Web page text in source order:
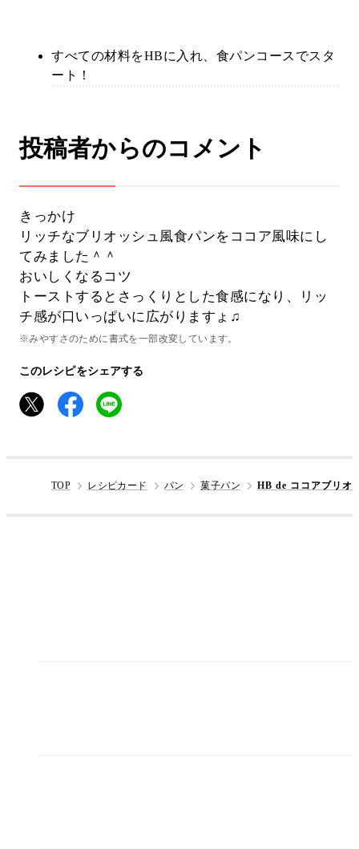
すべての材料をHBに入れ、食パンコースでスタ
ート！
投稿者からのコメント
きっかけ
リッチなブリオッシュ風食パンをココア風味にし
てみました＾＾
おいしくなるコツ
トーストするとさっくりとした食感になり、リッ
チ感が口いっぱいに広がりますょ♫
※みやすさのために書式を一部改変しています。
このレシピをシェアする
TOP レシピカード パン 菓子パン HB de ココアブリオ